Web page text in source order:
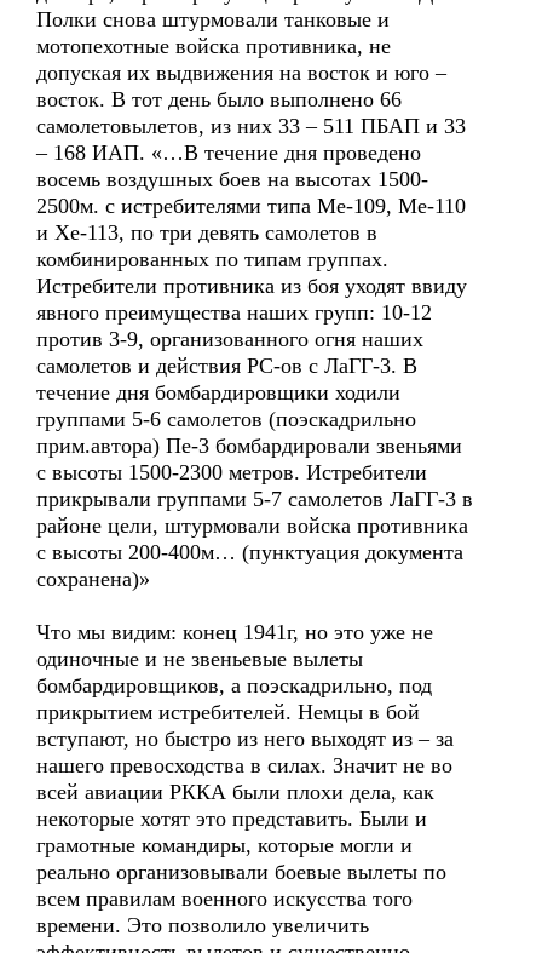
Полки снова штурмовали танковые и
мотопехотные войска противника, не
допуская их выдвижения на восток и юго –
восток. В тот день было выполнено 66
самолетовылетов, из них 33 – 511 ПБАП и 33
– 168 ИАП. «…В течение дня проведено
восемь воздушных боев на высотах 1500-
2500м. с истребителями типа Ме-109, Ме-110
и Хе-113, по три девять самолетов в
комбинированных по типам группах.
Истребители противника из боя уходят ввиду
явного преимущества наших групп: 10-12
против 3-9, организованного огня наших
самолетов и действия РС-ов с ЛаГГ-3. В
течение дня бомбардировщики ходили
группами 5-6 самолетов (поэскадрильно
прим.автора) Пе-3 бомбардировали звеньями
с высоты 1500-2300 метров. Истребители
прикрывали группами 5-7 самолетов ЛаГГ-3 в
районе цели, штурмовали войска противника
с высоты 200-400м… (пунктуация документа
сохранена)»
Что мы видим: конец 1941г, но это уже не
одиночные и не звеньевые вылеты
бомбардировщиков, а поэскадрильно, под
прикрытием истребителей. Немцы в бой
вступают, но быстро из него выходят из – за
нашего превосходства в силах. Значит не во
всей авиации РККА были плохи дела, как
некоторые хотят это представить. Были и
грамотные командиры, которые могли и
реально организовывали боевые вылеты по
всем правилам военного искусства того
времени. Это позволило увеличить